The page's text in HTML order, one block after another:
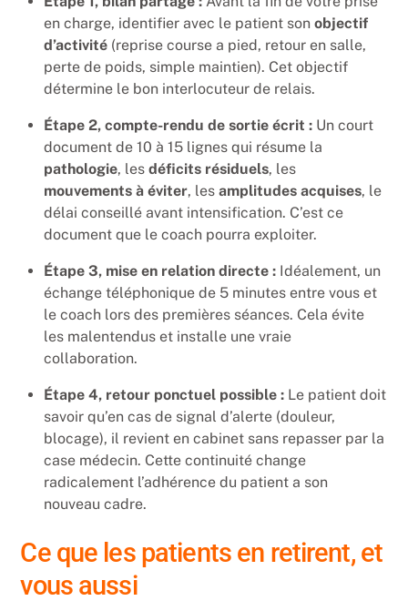
en charge, identifier avec le patient son objectif
d’activité (reprise course a pied, retour en salle,
perte de poids, simple maintien). Cet objectif
détermine le bon interlocuteur de relais.
Étape 2, compte-rendu de sortie écrit : Un court
document de 10 à 15 lignes qui résume la
pathologie, les déficits résiduels, les
mouvements à éviter, les amplitudes acquises, le
délai conseillé avant intensification. C’est ce
document que le coach pourra exploiter.
Étape 3, mise en relation directe : Idéalement, un
échange téléphonique de 5 minutes entre vous et
le coach lors des premières séances. Cela évite
les malentendus et installe une vraie
collaboration.
Étape 4, retour ponctuel possible : Le patient doit
savoir qu’en cas de signal d’alerte (douleur,
blocage), il revient en cabinet sans repasser par la
case médecin. Cette continuité change
radicalement l’adhérence du patient a son
nouveau cadre.
Ce que les patients en retirent, et
vous aussi